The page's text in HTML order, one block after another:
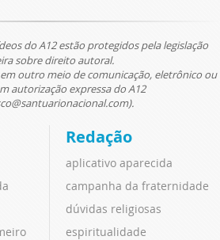
do A12 estão protegidos pela legislação
sobre direito autoral.
outro meio de comunicação, eletrônico ou
autorização expressa do A12
Redação
aplicativo aparecida
campanha da fraternidade
dúvidas religiosas
espiritualidade